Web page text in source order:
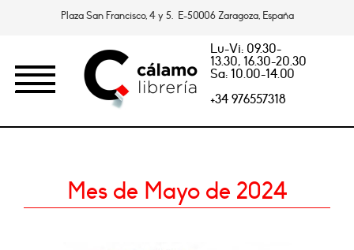
Plaza San Francisco, 4 y 5. E-50006 Zaragoza, España
Lu-Vi: 09.30-
13.30, 16.30-20.30
Sa: 10.00-14.00
+34 976557318
Mes de Mayo de 2024